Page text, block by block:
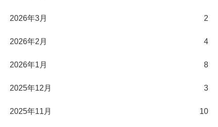
2026年3月 2
2026年2月 4
2026年1月 8
2025年12月 3
2025年11月 10